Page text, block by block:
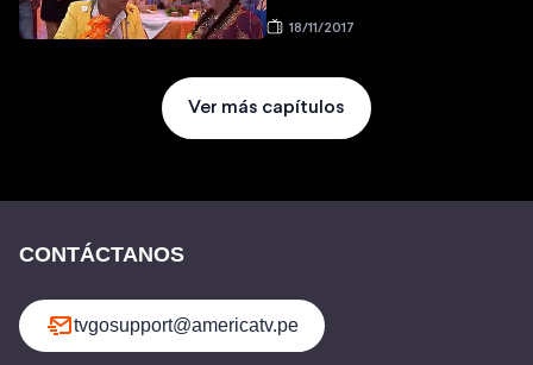
18/11/2017
Ver más capítulos
CONTÁCTANOS
tvgosupport@americatv.pe